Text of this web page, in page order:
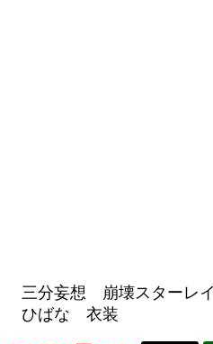
三分妄想 崩壊スター
ひばな 衣装